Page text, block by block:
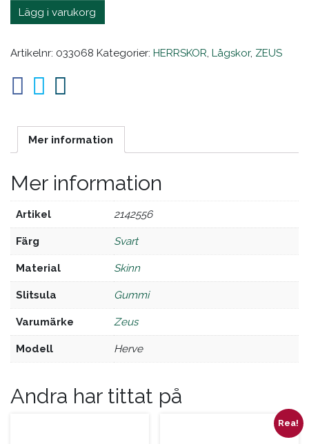
Lägg i varukorg
Artikelnr: 033068 Kategorier: HERRSKOR, Lågskor, ZEUS
Mer information
Mer information
Artikel 2142556
Färg svart
Material skinn
Slitsula gummi
Varumärke zeus
Modell herve
Andra har tittat på
Rea!